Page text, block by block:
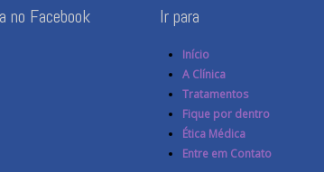
no Facebook Ir para
Início
A Clínica
Tratamentos
Fique por dentro
Ética Médica
Entre em Contato